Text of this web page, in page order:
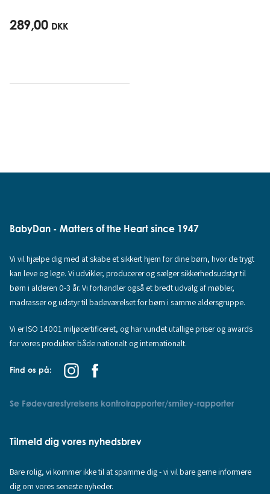
289,00 DKK
BabyDan - Matters of the Heart since 1947
Vi vil hjælpe dig med at skabe et sikkert hjem for dine børn, hvor de trygt
kan leve og lege. Vi udvikler, producerer og sælger sikkerhedsudstyr til
børn i alderen 0-3 år. Vi forhandler også et bredt udvalg af møbler,
madrasser og udstyr til badeværelset for børn i samme aldersgruppe.
Vi er ISO 14001 miljøcertificeret, og har vundet utallige priser og awards
for vores produkter både nationalt og internationalt.
Find os på:
Se Fødevarestyrelsens kontrolrapporter/smiley-rapporter
Tilmeld dig vores nyhedsbrev
Bare rolig, vi kommer ikke til at spamme dig - vi vil bare gerne informere
dig om vores seneste nyheder.